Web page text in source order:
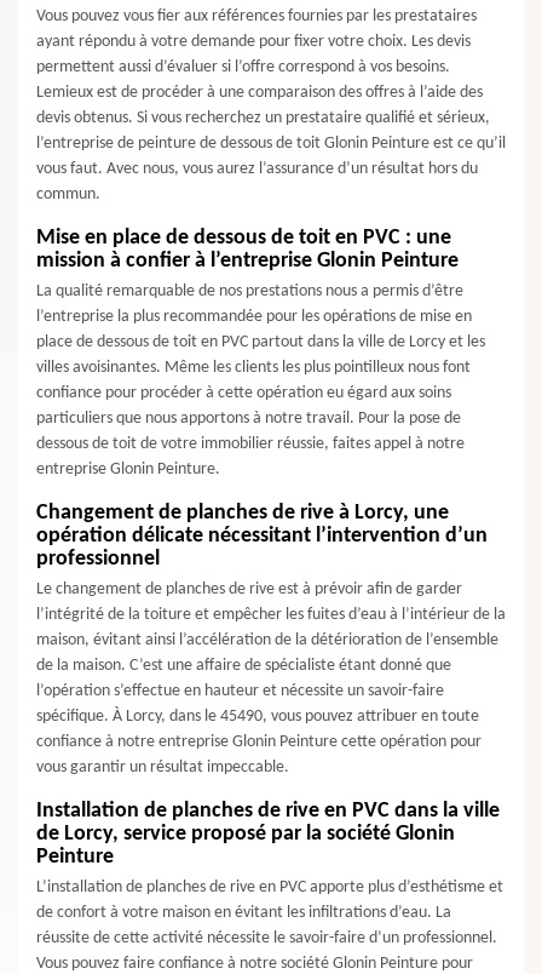
Vous pouvez vous fier aux références fournies par les prestataires
ayant répondu à votre demande pour fixer votre choix. Les devis
permettent aussi d’évaluer si l’offre correspond à vos besoins.
Lemieux est de procéder à une comparaison des offres à l’aide des
devis obtenus. Si vous recherchez un prestataire qualifié et sérieux,
l’entreprise de peinture de dessous de toit Glonin Peinture est ce qu’il
vous faut. Avec nous, vous aurez l’assurance d’un résultat hors du
commun.
Mise en place de dessous de toit en PVC : une
mission à confier à l’entreprise Glonin Peinture
La qualité remarquable de nos prestations nous a permis d’être
l’entreprise la plus recommandée pour les opérations de mise en
place de dessous de toit en PVC partout dans la ville de Lorcy et les
villes avoisinantes. Même les clients les plus pointilleux nous font
confiance pour procéder à cette opération eu égard aux soins
particuliers que nous apportons à notre travail. Pour la pose de
dessous de toit de votre immobilier réussie, faites appel à notre
entreprise Glonin Peinture.
Changement de planches de rive à Lorcy, une
opération délicate nécessitant l’intervention d’un
professionnel
Le changement de planches de rive est à prévoir afin de garder
l’intégrité de la toiture et empêcher les fuites d’eau à l’intérieur de la
maison, évitant ainsi l’accélération de la détérioration de l’ensemble
de la maison. C’est une affaire de spécialiste étant donné que
l’opération s’effectue en hauteur et nécessite un savoir-faire
spécifique. À Lorcy, dans le 45490, vous pouvez attribuer en toute
confiance à notre entreprise Glonin Peinture cette opération pour
vous garantir un résultat impeccable.
Installation de planches de rive en PVC dans la ville
de Lorcy, service proposé par la société Glonin
Peinture
L’installation de planches de rive en PVC apporte plus d’esthétisme et
de confort à votre maison en évitant les infiltrations d’eau. La
réussite de cette activité nécessite le savoir-faire d’un professionnel.
Vous pouvez faire confiance à notre société Glonin Peinture pour